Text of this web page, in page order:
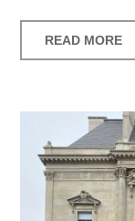
READ MORE